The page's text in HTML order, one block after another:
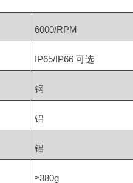
6000/RPM
IP65/IP66 可选
钢
铝
铝
≈380g